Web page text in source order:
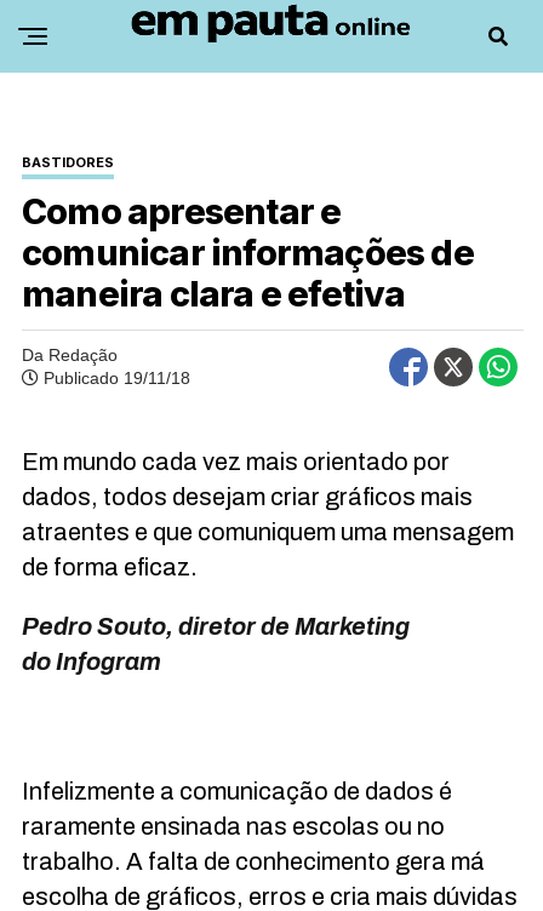
BASTIDORES
Como apresentar e
comunicar informações de
maneira clara e efetiva
Da Redação
Publicado 19/11/18
Em mundo cada vez mais orientado por
dados, todos desejam criar gráficos mais
atraentes e que comuniquem uma mensagem
de forma eficaz.
Pedro Souto, diretor de Marketing
do Infogram
Infelizmente a comunicação de dados é
raramente ensinada nas escolas ou no
trabalho. A falta de conhecimento gera má
escolha de gráficos, erros e cria mais dúvidas